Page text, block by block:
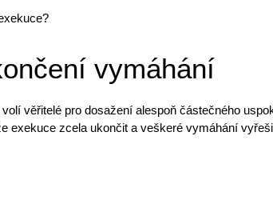
vymáhání
věřitelé pro dosažení alespoň částečného
exekuce zcela ukončit a veškeré vymáhání